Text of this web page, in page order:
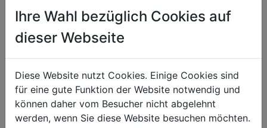
DI (FH) Daniel Schörgenhuber
Teammitglied technische Dokumentation
Fachkraft (Büro)
Fachkraft (Büro)
Lehrling Betriebslogistik
ANZEIGEN
Ihre Wahl bezüglich Cookies auf
dieser Webseite
Diese Website nutzt Cookies. Einige Cookies sind
für eine gute Funktion der Website notwendig und
können daher vom Besucher nicht abgelehnt
werden, wenn Sie diese Website besuchen möchten.